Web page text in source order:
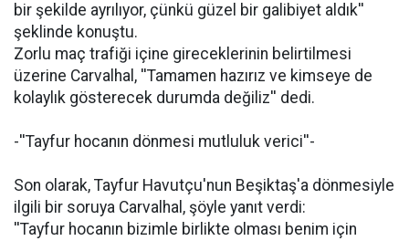
bir şekilde ayrılıyor, çünkü güzel bir galibiyet aldık''
şeklinde konuştu.
Zorlu maç trafiği içine gireceklerinin belirtilmesi
üzerine Carvalhal, ''Tamamen hazırız ve kimseye de
kolaylık gösterecek durumda değiliz'' dedi.
-''Tayfur hocanın dönmesi mutluluk verici''-
Son olarak, Tayfur Havutçu'nun Beşiktaş'a dönmesiyle
ilgili bir soruya Carvalhal, şöyle yanıt verdi:
''Tayfur hocanın bizimle birlikte olması benim için